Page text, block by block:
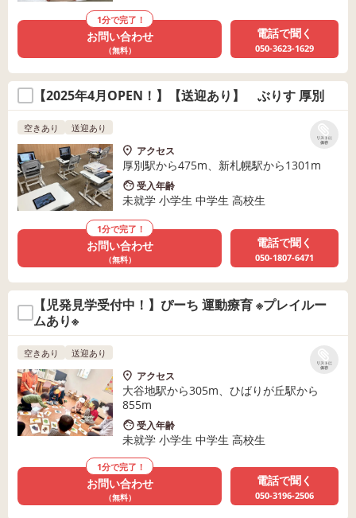
1分で完了！
お問い合わせ
（無料）
電話で聞く
050-3623-1629
【2025年4月OPEN！】【送迎あり】 ぶりす 厚別
リストに
保存
空きあり 送迎あり
アクセス
厚別駅から475m、新札幌駅から1301m
受入年齢
未就学 小学生 中学生 高校生
1分で完了！
お問い合わせ
（無料）
電話で聞く
050-1807-6471
【児発見学受付中！】ぴーち 運動療育 ※プレイルー
ムあり※
リストに
保存
空きあり 送迎あり
アクセス
大谷地駅から305m、ひばりが丘駅から
855m
受入年齢
未就学 小学生 中学生 高校生
1分で完了！
お問い合わせ
（無料）
電話で聞く
050-3196-2506